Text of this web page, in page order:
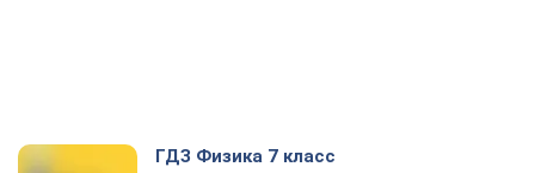
ГДЗ Физика 7 класс